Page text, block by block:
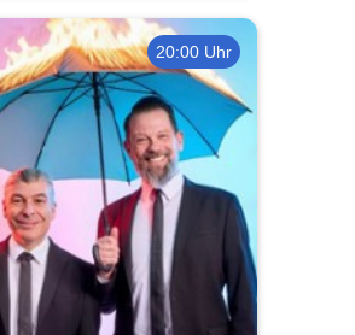
20:00 Uhr